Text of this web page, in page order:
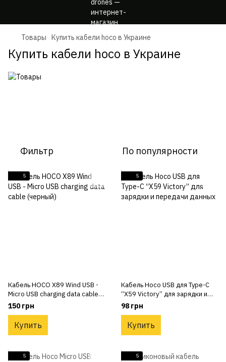
Товары Купить кабели hoco в Украине
Купить кабели hoco в Украине
Фильтр По популярности
5
Кабель HOCO X89 Wind USB -
Micro USB charging data cable
(черный)
150 грн
Купить
5
Кабель Hoco USB для Type-C
“X59 Victory” для зарядки и
передачи данных
98 грн
Купить
5 5